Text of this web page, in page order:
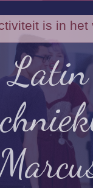
is in het
Latin